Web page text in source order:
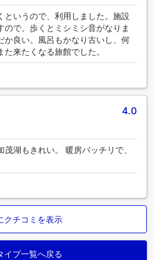
というので、利用しました。施設
ので、歩くとミシミシ音がなりま
か良い。風呂もかなり古いし、何
来たくなる旅館でした。
4.0
湖もきれい。 暖房バッチリで、
クチコミを表示
イプ一覧へ戻る